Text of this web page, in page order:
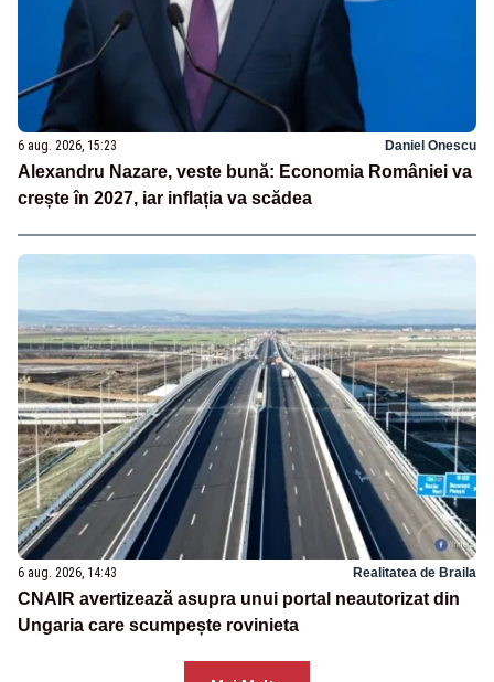
6 aug. 2026, 15:23 Daniel Onescu
Alexandru Nazare, veste bună: Economia României va
crește în 2027, iar inflația va scădea
6 aug. 2026, 14:43 Realitatea de Braila
CNAIR avertizează asupra unui portal neautorizat din
Ungaria care scumpește rovinieta